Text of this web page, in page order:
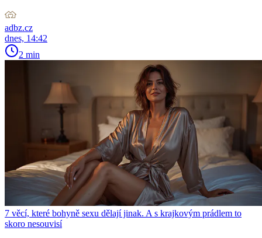
adbz.cz
dnes, 14:42
2 min
7 věcí, které bohyně sexu dělají jinak. A s krajkovým prádlem to
skoro nesouvisí